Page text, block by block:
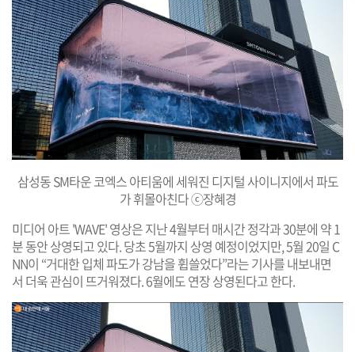
삼성동 SM타운 코엑스 아티움에 세워진 디지털 사이니지에서 파도
가 휘몰아친다 ⓒ장혜경
미디어 아트 'WAVE' 영상은 지난 4월부터 매시간 정각과 30분에 약 1
분 동안 상영되고 있다. 당초 5월까지 상영 예정이었지만, 5월 20일 C
NN이 “거대한 입체 파도가 강남을 휩쓸었다”라는 기사를 내보내면
서 더욱 관심이 뜨거워졌다. 6월에도 연장 상영된다고 한다.